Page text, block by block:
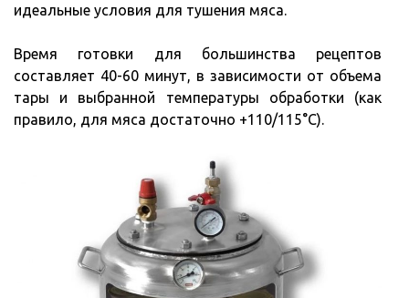
идеальные условия для тушения мяса.
Время готовки для большинства рецептов
составляет 40-60 минут, в зависимости от объема
тары и выбранной температуры обработки (как
правило, для мяса достаточно +110/115°С).